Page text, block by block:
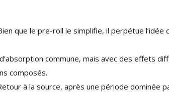
que le pre-roll le simplifie, il perpétue l’idée
commune, mais avec des effets
composés.
à la source, après une période dominée